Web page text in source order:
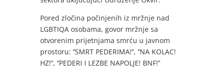
Pored zločina počinjenih iz mržnje nad
LGBTIQA osobama, govor mržnje sa
otvorenim prijetnjama smrću u javnom
prostoru: ‘’SMRT PEDERIMA!’’, ‘’NA KOLAC!
HZ!’’, ‘’PEDERI I LEZBE NAPOLJE! BNF!’’